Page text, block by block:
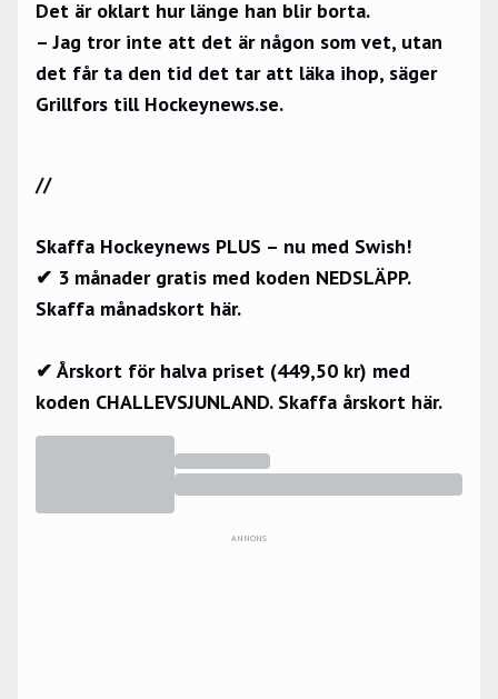
Det är oklart hur länge han blir borta.
– Jag tror inte att det är någon som vet, utan
det får ta den tid det tar att läka ihop, säger
Grillfors till Hockeynews.se.
//
Skaffa Hockeynews PLUS – nu med Swish!
✔ 3 månader gratis med koden NEDSLÄPP.
Skaffa månadskort här.
✔ Årskort för halva priset (449,50 kr) med
koden CHALLEVSJUNLAND. Skaffa årskort här.
ANNONS